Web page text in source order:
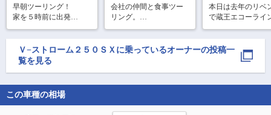
早朝ツーリング！
家を５時前に出発
益田まで行って来まし
た。
260キロ走行
10時半には、帰りまし
お尻痛いわ肩凝るし、
ハイスピード(笑)
会社の仲間と食事ツー
リング。
最近できた出汁が決め
手のうどん屋さんに突
撃！
めてここは良い店だと
本日は去年のリベ
で蔵王エコーライ
仕事関係のバイク
とツーリング
天気もよく綺麗に
大満足👍
でも山頂付近は寒
レストハウスのレ
Ｖ−ストローム２５０ＳＸ に乗っているオーナーの投稿一
覧を見る
この車種の相場